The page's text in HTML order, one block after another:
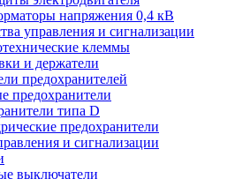
напряжения 0,4 кВ
управления и сигнализации
клеммы
и держатели
предохранителей
предохранители
типа D
предохранители
и сигнализации
выключатели